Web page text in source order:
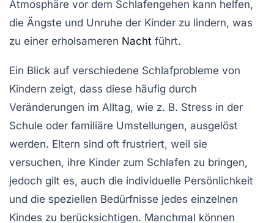
Atmosphäre vor dem Schlafengehen kann helfen,
die Ängste und Unruhe der Kinder zu lindern, was
zu einer erholsameren Nacht führt.
Ein Blick auf verschiedene Schlafprobleme von
Kindern zeigt, dass diese häufig durch
Veränderungen im Alltag, wie z. B. Stress in der
Schule oder familiäre Umstellungen, ausgelöst
werden. Eltern sind oft frustriert, weil sie
versuchen, ihre Kinder zum Schlafen zu bringen,
jedoch gilt es, auch die individuelle Persönlichkeit
und die speziellen Bedürfnisse jedes einzelnen
Kindes zu berücksichtigen. Manchmal können